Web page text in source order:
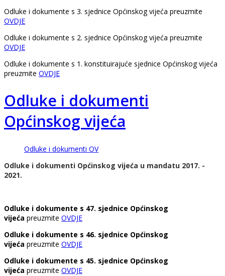
Odluke i dokumente s 3. sjednice Općinskog vijeća preuzmite
OVDJE
Odluke i dokumente s 2. sjednice Općinskog vijeća preuzmite
OVDJE
Odluke i dokumente s 1. konstituirajuće sjednice Općinskog vijeća
preuzmite OVDJE
Odluke i dokumenti
Općinskog vijeća
Odluke i dokumenti OV
Odluke i dokumenti Općinskog vijeća u mandatu 2017. -
2021.
Odluke i dokumente s 47. sjednice Općinskog
vijeća preuzmite OVDJE
Odluke i dokumente s 46. sjednice Općinskog
vijeća preuzmite OVDJE
Odluke i dokumente s 45. sjednice Općinskog
vijeća preuzmite OVDJE